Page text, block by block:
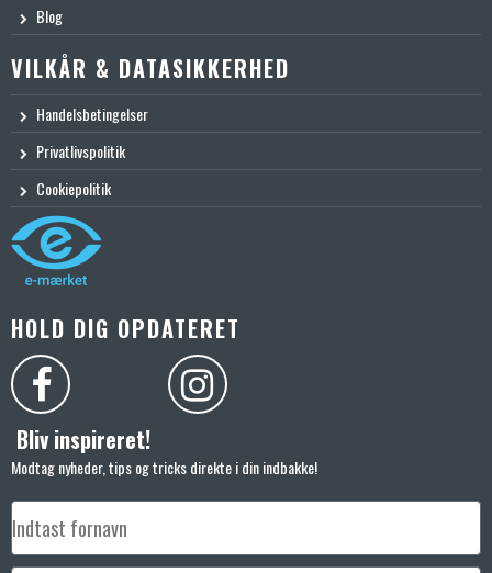
Blog
VILKÅR & DATASIKKERHED
Handelsbetingelser
Privatlivspolitik
Cookiepolitik
HOLD DIG OPDATERET
Bliv inspireret!
Modtag nyheder, tips og tricks direkte i din indbakke!